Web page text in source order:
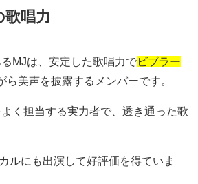
歌唱力
MJは、安定した歌唱力でビブラー
ら美声を披露するメンバーです。
く担当する実力者で、透き通った歌
ルにも出演して好評価を得ていま